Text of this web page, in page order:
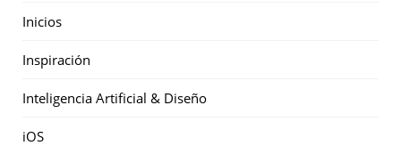
Inicios
Inspiración
Inteligencia Artificial & Diseño
iOS